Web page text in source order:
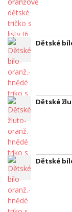
Dětské
Dětské
Dětské